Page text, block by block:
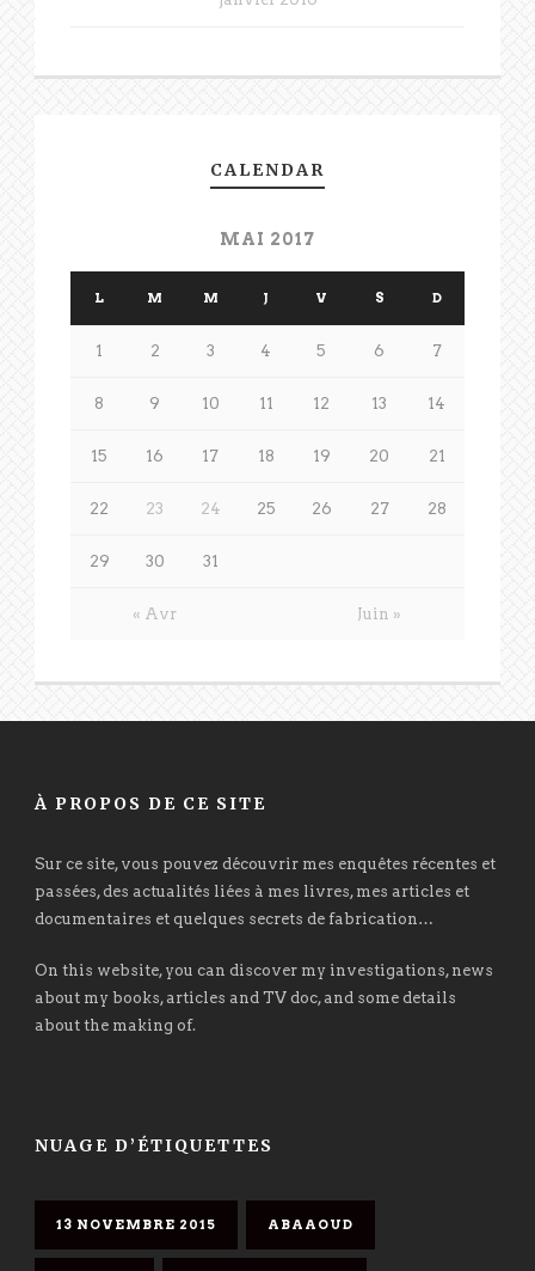
CALENDAR
MAI 2017
L M M J V S D
« Avr Juin »
1 2 3 4 5 6 7
8 9 10 11 12 13 14
15 16 17 18 19 20 21
22 23 24 25 26 27 28
29 30 31
À PROPOS DE CE SITE
Sur ce site, vous pouvez découvrir mes enquêtes récentes et
passées, des actualités liées à mes livres, mes articles et
documentaires et quelques secrets de fabrication…
On this website, you can discover my investigations, news
about my books, articles and TV doc, and some details
about the making of.
NUAGE D’ÉTIQUETTES
13 NOVEMBRE 2015 ABAAOUD